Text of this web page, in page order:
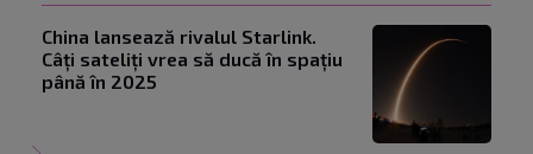
China lansează rivalul Starlink.
Câți sateliți vrea să ducă în spațiu
până în 2025